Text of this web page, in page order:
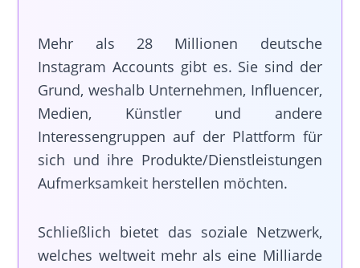
Mehr als 28 Millionen deutsche
Instagram Accounts gibt es. Sie sind der
Grund, weshalb Unternehmen, Influencer,
Medien, Künstler und andere
Interessengruppen auf der Plattform für
sich und ihre Produkte/Dienstleistungen
Aufmerksamkeit herstellen möchten.
Schließlich bietet das soziale Netzwerk,
welches weltweit mehr als eine Milliarde